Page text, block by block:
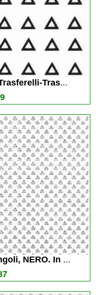
Tras...
NERO. In ...